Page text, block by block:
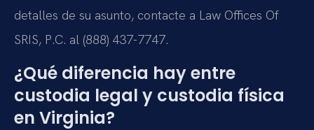
detalles de su asunto, contacte a Law Offices Of
SRIS, P.C. al (888) 437-7747.
¿Qué diferencia hay entre
custodia legal y custodia física
en Virginia?